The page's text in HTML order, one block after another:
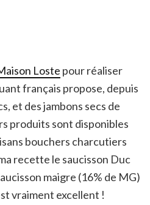
Loste pour réaliser
français propose, depuis
et des jambons secs de
produits sont disponibles
bouchers charcutiers
recette le saucisson Duc
maigre (16% de MG)
vraiment excellent !